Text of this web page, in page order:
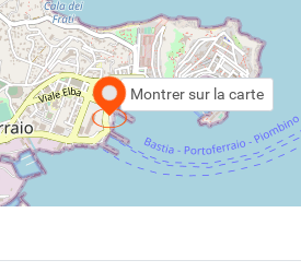
Montrer sur la carte